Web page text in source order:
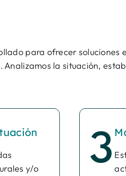
para ofrecer soluciones
la situación,
y/o
3